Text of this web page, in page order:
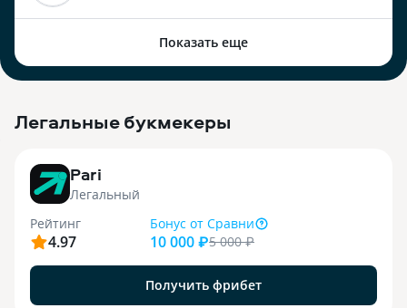
Показать еще
Легальные букмекеры
Pari
Легальный
Рейтинг
4.97
Бонус от Сравни
10 000 ₽5 000₽
Получить фрибет